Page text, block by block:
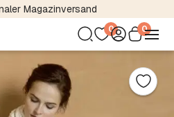
Magazinversand
0 0